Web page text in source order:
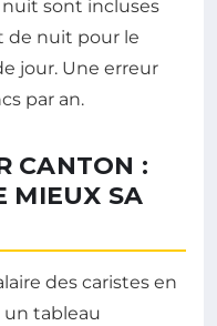
nuit sont incluses
de nuit pour le
jour. Une erreur
par an.
CANTON :
MIEUX SA
des caristes en
un tableau